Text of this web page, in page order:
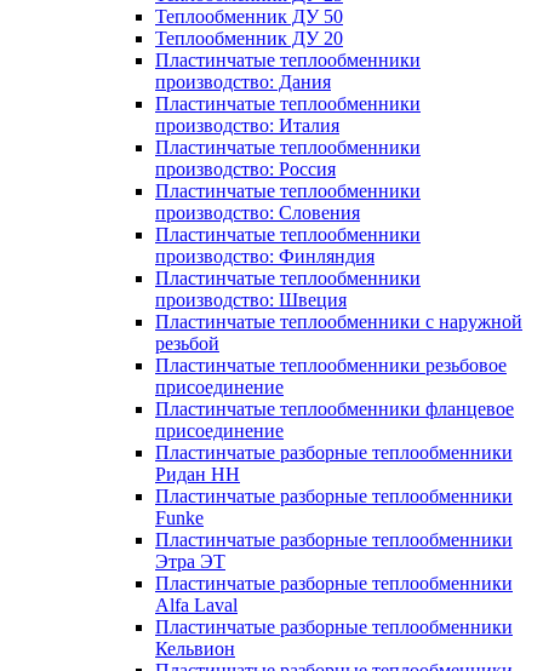
Теплообменник ДУ 50
Теплообменник ДУ 20
Пластинчатые теплообменники
производство: Дания
Пластинчатые теплообменники
производство: Италия
Пластинчатые теплообменники
производство: Россия
Пластинчатые теплообменники
производство: Словения
Пластинчатые теплообменники
производство: Финляндия
Пластинчатые теплообменники
производство: Швеция
Пластинчатые теплообменники с наружной
резьбой
Пластинчатые теплообменники резьбовое
присоединение
Пластинчатые теплообменники фланцевое
присоединение
Пластинчатые разборные теплообменники
Ридан НН
Пластинчатые разборные теплообменники
Funke
Пластинчатые разборные теплообменники
Этра ЭТ
Пластинчатые разборные теплообменники
Alfa Laval
Пластинчатые разборные теплообменники
Кельвион